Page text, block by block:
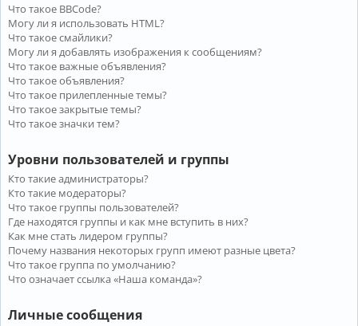
Что такое BBCode?
Могу ли я использовать HTML?
Что такое смайлики?
Могу ли я добавлять изображения к сообщениям?
Что такое важные объявления?
Что такое объявления?
Что такое прилепленные темы?
Что такое закрытые темы?
Что такое значки тем?
Уровни пользователей и группы
Кто такие администраторы?
Кто такие модераторы?
Что такое группы пользователей?
Где находятся группы и как мне вступить в них?
Как мне стать лидером группы?
Почему названия некоторых групп имеют разные цвета?
Что такое группа по умолчанию?
Что означает ссылка «Наша команда»?
Личные сообщения